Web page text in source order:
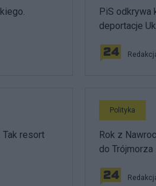
PiS odkrywa
deportacje
Tak resort
Polityka
Rok z
do Trójmorza